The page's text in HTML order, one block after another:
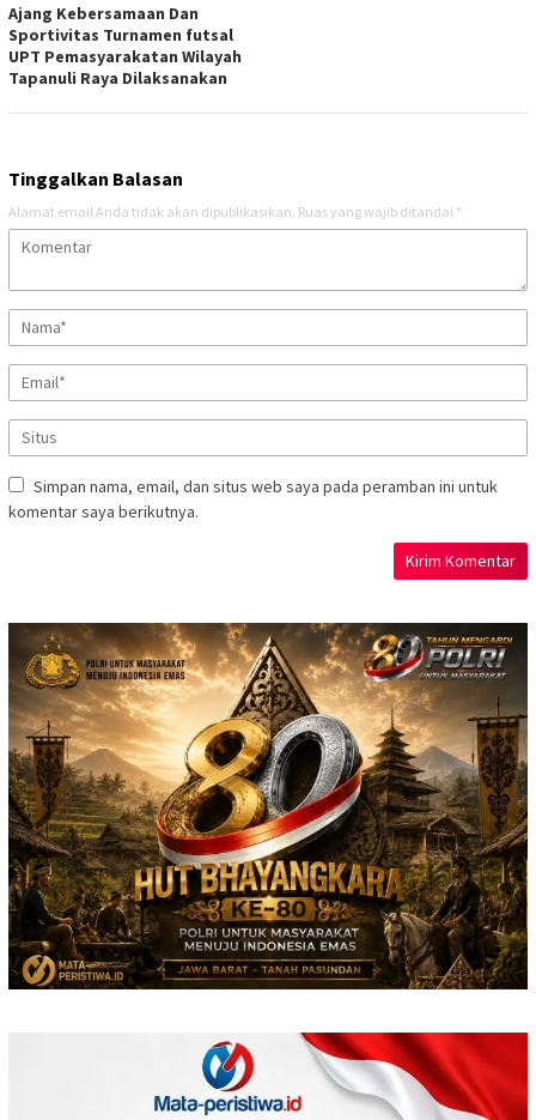
Ajang Kebersamaan Dan
Sportivitas Turnamen futsal
UPT Pemasyarakatan Wilayah
Tapanuli Raya Dilaksanakan
Tinggalkan Balasan
Alamat email Anda tidak akan dipublikasikan. Ruas yang wajib ditandai *
Simpan nama, email, dan situs web saya pada peramban ini untuk
komentar saya berikutnya.